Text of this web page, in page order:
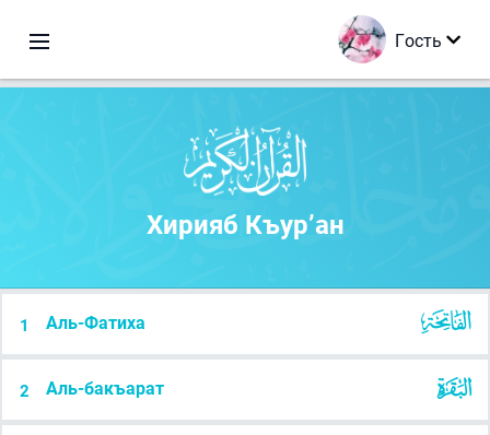
Гость
Хирияб Къур’ан
1 Аль-Фатиха
2 Аль-бакъарат